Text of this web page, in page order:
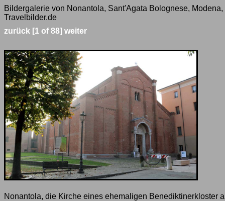
Bildergalerie von Nonantola, Sant'Agata Bolognese,
Travelbilder.de
zurück [1 of 88] weiter
Nonantola, die Kirche eines ehemaligen Benediktinerkloster